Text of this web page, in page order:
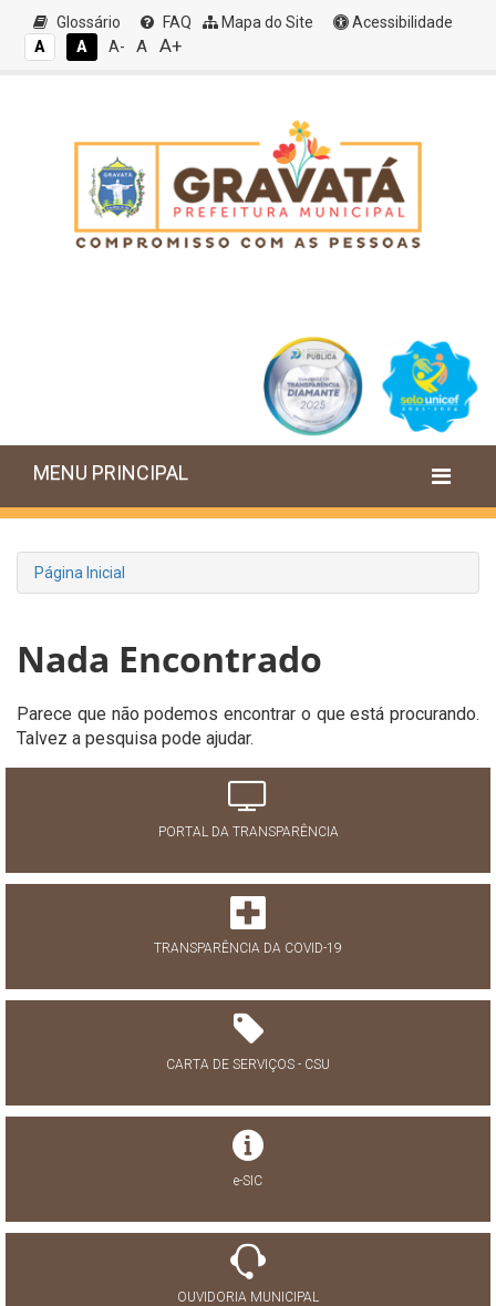
Glossário FAQ Mapa do Site
Acessibilidade
A
A A- A A+
MENU PRINCIPAL
Página Inicial
Nada Encontrado
Parece que não podemos encontrar o que está procurando.
Talvez a pesquisa pode ajudar.
PORTAL DA TRANSPARÊNCIA
TRANSPARÊNCIA DA COVID-19
CARTA DE SERVIÇOS - CSU
e-SIC
OUVIDORIA MUNICIPAL